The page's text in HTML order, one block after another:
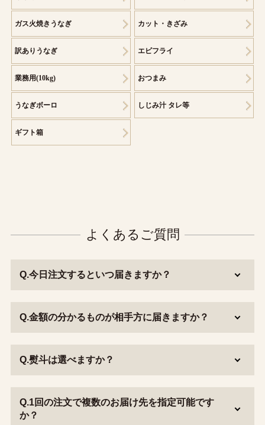
ガス火焼きうなぎ カット・きざみ
訳ありうなぎ エビフライ
業務用(10kg) おつまみ
うなぎボーロ しじみ汁 タレ等
ギフト箱
よくあるご質問
Q.今日注文するといつ届きますか？
Q.金額の分かるものが相手方に届きますか？
Q.熨斗は選べますか？
Q.1回の注文で複数のお届け先を指定可能です
か？